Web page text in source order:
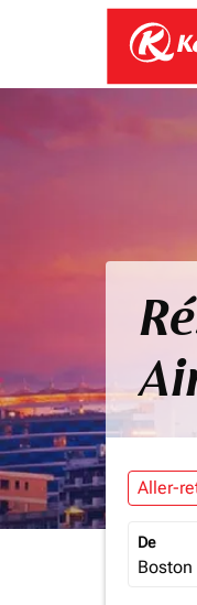
Aller-
De